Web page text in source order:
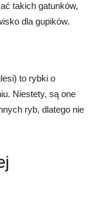
takich gatunków,
dla gupików.
to rybki o
Niestety, są one
ryb, dlatego nie